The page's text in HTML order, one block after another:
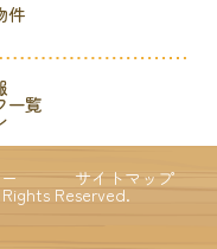
件
一覧
サイトマップ
Reserved.